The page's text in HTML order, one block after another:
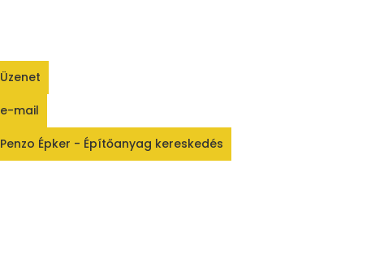
Üzenet
e-mail
Penzo Épker - Építőanyag kereskedés